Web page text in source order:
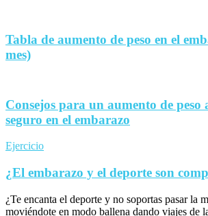
Tabla de aumento de peso en el
mes)
Consejos para un aumento de peso
seguro en el embarazo
Ejercicio
¿El embarazo y el deporte son
¿Te encanta el deporte y no soportas pasar la
moviéndote en modo ballena dando viajes de